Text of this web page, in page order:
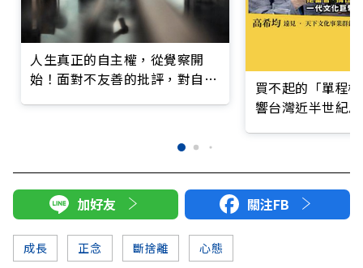
人生真正的自主權，從覺察開
始！面對不友善的批評，對自己
買不起的「單程
響台灣近半世紀
加好友 關注FB
成長 正念 斷捨離 心態